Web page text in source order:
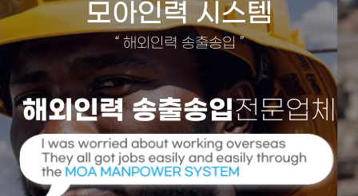
모아인력 시스템
“ 해외인력 송출송입”
해외인력 송출송입전문업체